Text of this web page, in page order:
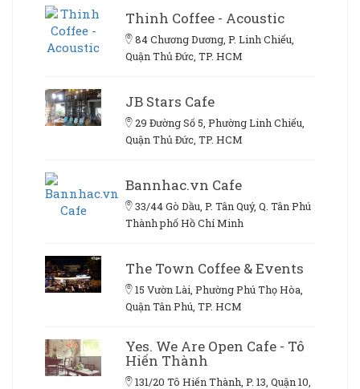
Thinh Coffee - Acoustic
84 Chương Dương, P. Linh Chiểu,
Quận Thủ Đức, TP. HCM
JB Stars Cafe
29 Đường Số 5, Phường Linh Chiểu,
Quận Thủ Đức, TP. HCM
Bannhac.vn Cafe
33/44 Gò Dầu, P. Tân Quý, Q. Tân Phú
Thành phố Hồ Chí Minh
The Town Coffee & Events
15 Vườn Lài, Phường Phú Thọ Hòa,
Quận Tân Phú, TP. HCM
Yes. We Are Open Cafe - Tô
Hiến Thành
131/20 Tô Hiến Thành, P. 13, Quận 10,